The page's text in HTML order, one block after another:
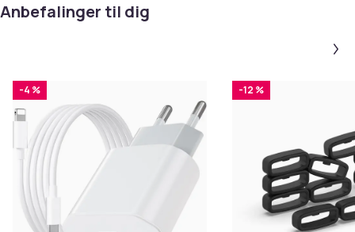
Anbefalinger til dig
-4 % -12 %